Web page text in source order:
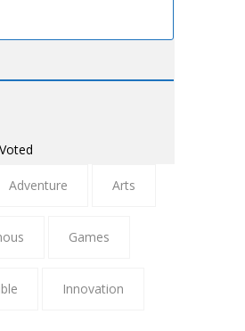
Adventure Arts
Games
Innovation